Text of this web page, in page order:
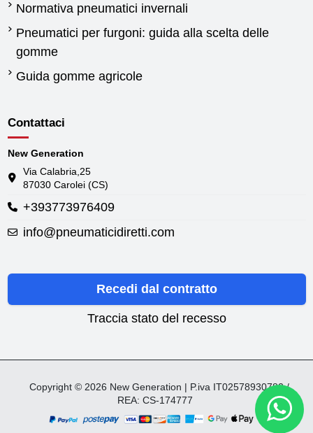
Normativa pneumatici invernali
Pneumatici per furgoni: guida alla scelta delle
gomme
Guida gomme agricole
Contattaci
New Generation
Via Calabria,25
87030 Carolei (CS)
+393773976409
info@pneumaticidiretti.com
Recedi dal contratto
Traccia stato del recesso
Copyright © 2026 New Generation | P.iva IT02578930782 /
REA: CS-174777